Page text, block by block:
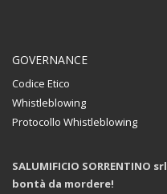
GOVERNANCE
Codice Etico
Whistleblowing
Protocollo Whistleblowing
SALUMIFICIO SORRENTINO srl
bontà da mordere!